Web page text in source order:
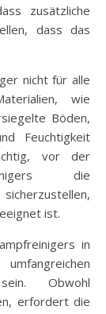
zusätzliche
dass das
nicht für alle
wie
Böden,
Feuchtigkeit
vor der
die
ist.
in
Obwohl
erfordert die